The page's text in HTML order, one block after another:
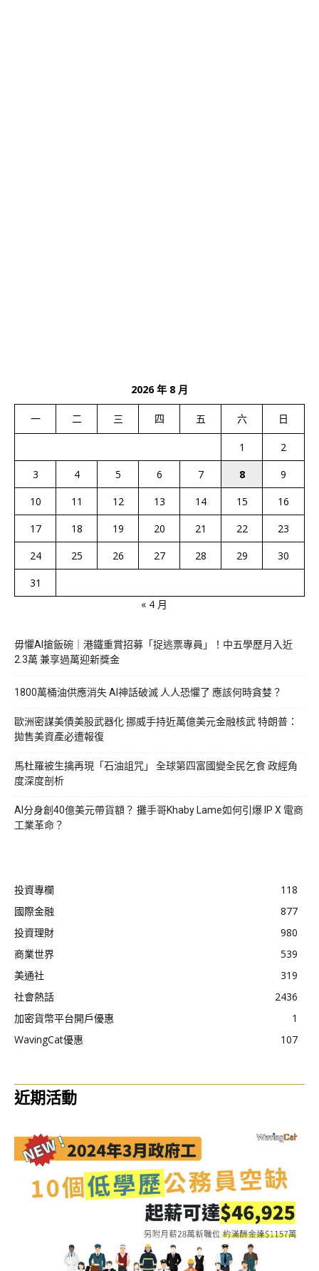
2026 年 8 月
一 二 三 四 五 六 日
1
2
3
4 5 6 7 8
9
10
11 12 13 14 15
16
17
18 19 20 21 22
23
24
25 26 27 28 29
30
31
« 4 月
毋懼AI搶飯碗｜港鐵重賞招募「捉逃票專員」！中五學歷月入近
2.3萬 兼享過萬迎新獎金
1800萬桶油供應消失 AI神話破滅 人人恐懼了 應該何時貪婪？
歐洲密謀美債美股武器化 挪威手持近萬億美元金融核武 特朗普：
拋售美資產必遭報復
馬杜羅被生擒再現「石油詛咒」 全球第四富國變全民乞食 政經角
度深度剖析
AI分身創40億美元帶貨額？ 攤手哥Khaby Lame如何引爆 IP X 電商
工業革命？
投資專欄
118
國際金融
877
投資理財
980
商業世界
539
美通社
319
社會熱話
2436
加密貨幣平台開戶優惠
1
WavingCat優惠
107
近期活動